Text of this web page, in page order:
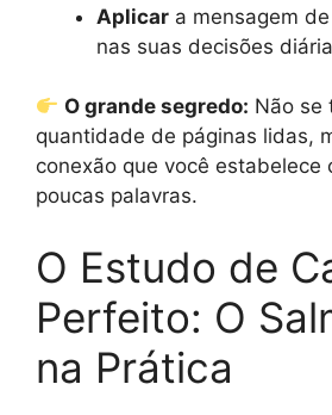
Aplicar a mensagem
nas suas decisões
O grande segredo: Não se
quantidade de páginas lidas,
conexão que você estabelece
poucas palavras.
O Estudo de
Perfeito: O
na Prática